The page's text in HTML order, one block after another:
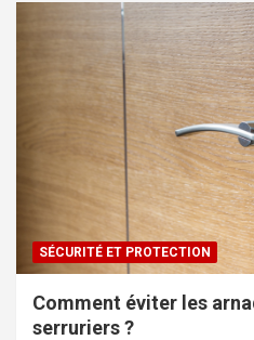
SÉCURITÉ ET PROTECTION
Comment éviter les
serruriers ?